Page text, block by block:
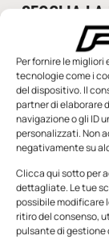
Per fornire le
tecnologie come i
del dispositivo. Il
partner di elaborare
navigazione o gli ID
personalizzati. Non
negativamente su
Clicca qui sotto per
dettagliate. Le tue
possibile modificare
ritiro del consenso,
pulsante di gestione
SFOGLIA
n.5 - Giugno
Edicola Web